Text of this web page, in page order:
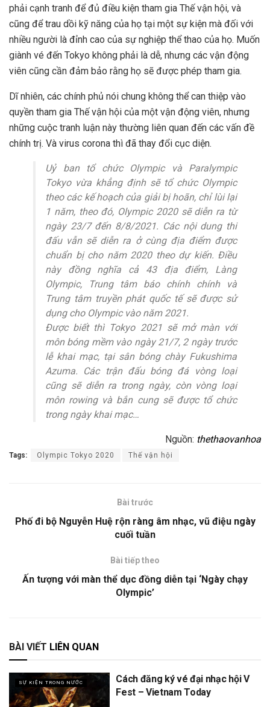
phải cạnh tranh để đủ điều kiện tham gia Thế vận hội, và
cũng để trau dồi kỹ năng của họ tại một sự kiện mà đối với
nhiều người là đỉnh cao của sự nghiệp thể thao của họ. Muốn
giành vé đến Tokyo không phải là dễ, nhưng các vận động
viên cũng cần đảm bảo rằng họ sẽ được phép tham gia.
Dĩ nhiên, các chính phủ nói chung không thể can thiệp vào
quyền tham gia Thế vận hội của một vận động viên, nhưng
những cuộc tranh luận này thường liên quan đến các vấn đề
chính trị. Và virus corona thì đã thay đổi cục diện.
Uỷ ban tổ chức Olympic và Paralympic
Tokyo vừa khẳng định sẽ tổ chức Olympic
theo các kế hoạch của giải bị hoãn, chỉ lùi lại
1 năm, theo đó, Olympic 2020 sẽ diễn ra từ
ngày 23/7 đến 8/8/2021. Các nội dung thi
đấu vẫn sẽ diễn ra ở cùng địa điểm được
chuẩn bị cho năm 2020 theo dự kiến. Điều
này đồng nghĩa cả 43 địa điểm, Làng
Olympic, Trung tâm báo chính chính và
Trung tâm truyền phát quốc tế sẽ được sử
dụng cho Olympic vào năm 2021.
Được biết thì Tokyo 2021 sẽ mở màn với
môn bóng mềm vào ngày 21/7, 2 ngày trước
lễ khai mạc, tại sân bóng chày Fukushima
Azuma. Các trận đấu bóng đá vòng loại
cũng sẽ diễn ra trong ngày, còn vòng loại
môn rowing và bắn cung sẽ được tổ chức
trong ngày khai mạc…
Nguồn: thethaovanhoa
Tags: Olympic Tokyo 2020 Thế vận hội
Bài trước
Phố đi bộ Nguyễn Huệ rộn ràng âm nhạc, vũ điệu ngày
cuối tuần
Bài tiếp theo
Ấn tượng với màn thể dục đồng diễn tại ‘Ngày chạy
Olympic’
BÀI VIẾT LIÊN QUAN
SỰ KIỆN TRONG NƯỚC
Cách đăng ký vé đại nhạc hội V
Fest – Vietnam Today